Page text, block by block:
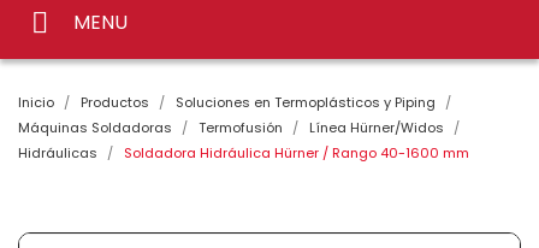
MENU
Inicio Productos
Soluciones en Termoplásticos y Piping
Máquinas Soldadoras
Termofusión
Línea Hürner/Widos
Hidráulicas
Soldadora Hidráulica Hürner / Rango 40-1600 mm